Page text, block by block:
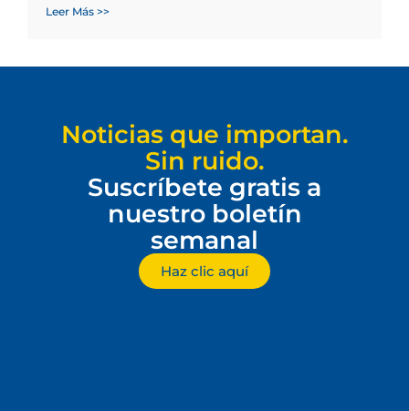
Leer Más >>
Noticias que importan.
Sin ruido.
Suscríbete gratis a
nuestro boletín
semanal
Haz clic aquí